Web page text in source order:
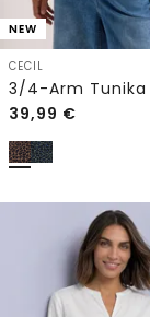
NEW
CECIL
39,99 €